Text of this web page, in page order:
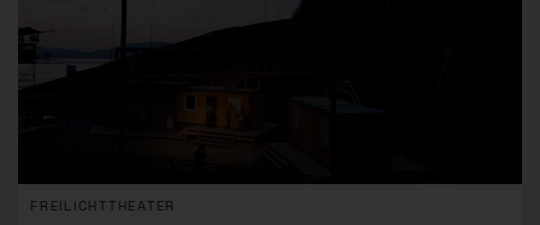
FREILICHTTHEATER